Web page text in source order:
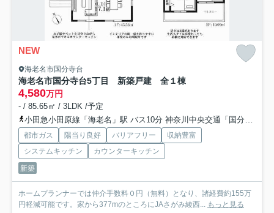
NEW
海老名市国分寺台
海老名市国分寺台5丁目 新築戸建 全１棟
4,580万円
- / 85.65㎡ / 3LDK /予定
小田急小田原線「海老名」駅 バス10分 神奈川中央交通「国分寺台第9」 停歩5分
都市ガス 陽当り良好 バリアフリー
収納豊富
システムキッチン
カウンターキッチン
新築
ホームプランナーでは仲介手数料０円（無料）となり、諸経費約155万
円軽減可能です。家から377mのところにJAさがみ綾西... もっと見る